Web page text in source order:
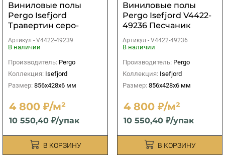
Виниловые полы
Pergo Isefjord
Травертин серо-
бежевый
Артикул - V4422-49239
В наличии
Производитель: Pergo
Коллекция: Isefjord
Размер: 856x428x6 мм
4 800 ₽/м²
10 550,40 ₽/упак
В КОРЗИНУ
Виниловые полы
Pergo Isefjord V4422-
49236 Песчаник
бежевый
Артикул - V4422-49236
В наличии
Производитель: Pergo
Коллекция: Isefjord
Размер: 856x428x6 мм
4 800 ₽/м²
10 550,40 ₽/упак
В КОРЗИНУ